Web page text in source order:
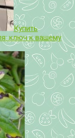
Купить
ключ к вашему